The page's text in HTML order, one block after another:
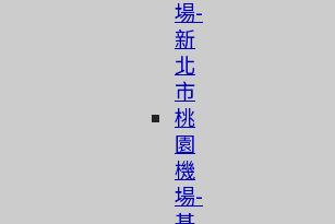
場-
新
北
市
桃
園
機
場-